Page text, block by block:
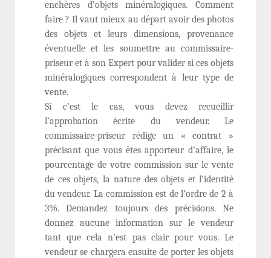
enchères d’objets minéralogiques. Comment
faire ? Il vaut mieux au départ avoir des photos
des objets et leurs dimensions, provenance
éventuelle et les soumettre au commissaire-
priseur et à son Expert pour valider si ces objets
minéralogiques correspondent à leur type de
vente.
Si c’est le cas, vous devez recueillir
l’approbation écrite du vendeur. Le
commissaire-priseur rédige un « contrat »
précisant que vous êtes apporteur d’affaire, le
pourcentage de votre commission sur le vente
de ces objets, la nature des objets et l’identité
du vendeur. La commission est de l’ordre de 2 à
3%. Demandez toujours des précisions. Ne
donnez aucune information sur le vendeur
tant que cela n’est pas clair pour vous. Le
vendeur se chargera ensuite de porter les objets